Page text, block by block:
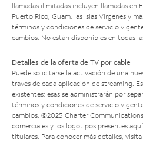
llamadas ilimitadas incluyen llamadas en
Puerto Rico, Guam, las Islas Vírgenes y
términos y condiciones de servicio
cambios. No están disponibles en todas
Detalles de la oferta de TV por cable
Puede solicitarse la activación de una
través de cada aplicación de streaming.
existentes; esas se administrarán por
términos y condiciones de servicio
cambios. ©2025 Charter
comerciales y los logotipos presentes
titulares. Para conocer más detalles, visita